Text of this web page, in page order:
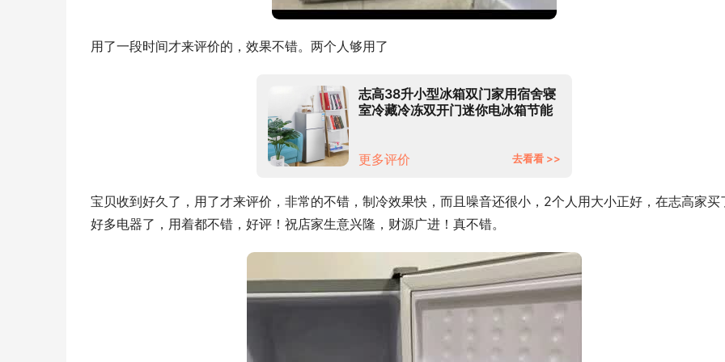
用了一段时间才来评价的，效果不错。两个人够用了
志高38升小型冰箱双门家用宿舍寝
室冷藏冷冻双开门迷你电冰箱节能
更多评价
去看看 >>
宝贝收到好久了，用了才来评价，非常的不错，制冷效果快，而且噪音还很小，2个人用大小正好，在志高家买
好多电器了，用着都不错，好评！祝店家生意兴隆，财源广进！真不错。